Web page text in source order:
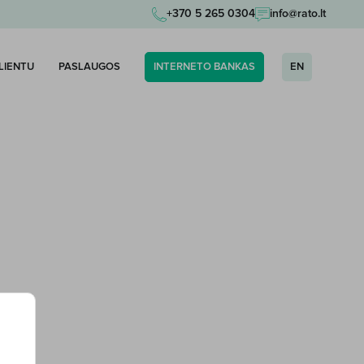
+370 5 265 0304 info@rato.lt
PASLAUGOS INTERNETO BANKAS EN